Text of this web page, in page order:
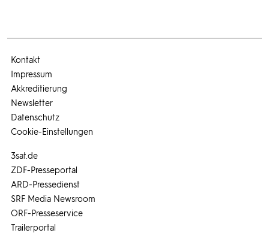
3sat.de
ZDF-Presseportal
ARD-Pressedienst
SRF Media Newsroom
ORF-Presseservice
Trailerportal
Kontakt
Impressum
Akkreditierung
Newsletter
Datenschutz
Cookie-Einstellungen